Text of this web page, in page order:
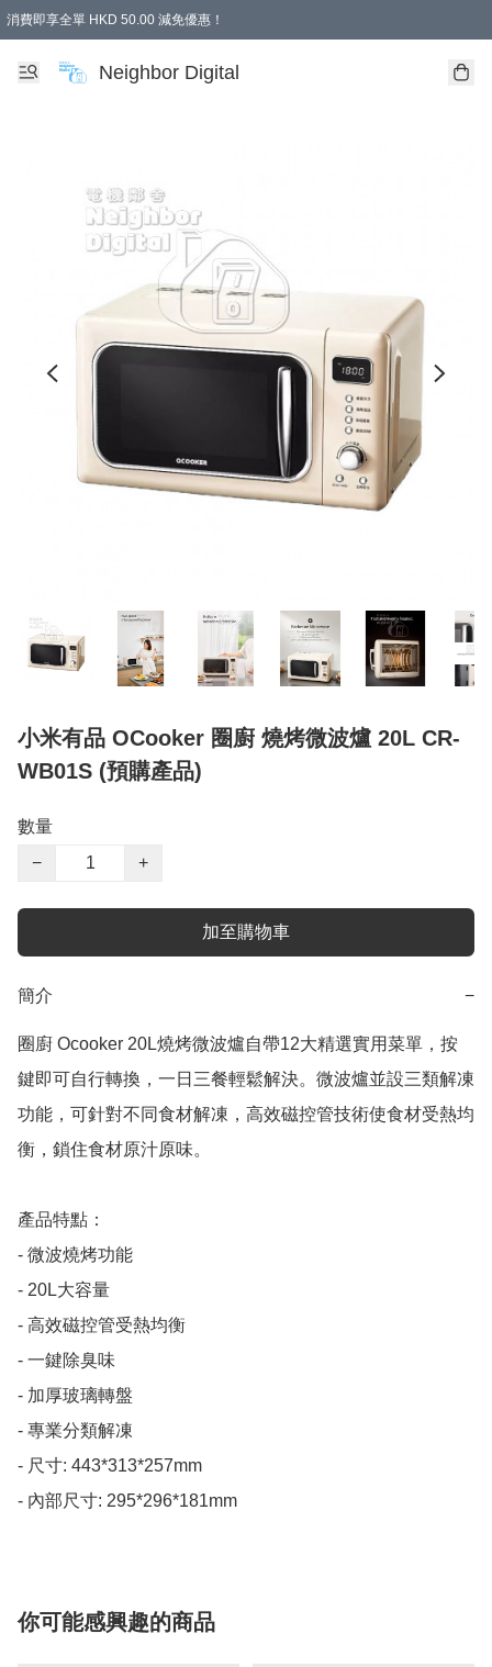
消費即享全單 HKD 50.00 減免優惠！
Neighbor Digital
小米有品 OCooker 圈廚 燒烤微波爐 20L CR-
WB01S (預購產品)
數量
−
+
加至購物車
簡介 −
圈廚 Ocooker 20L燒烤微波爐自帶12大精選實用菜單，按
鍵即可自行轉換，一日三餐輕鬆解決。微波爐並設三類解凍
功能，可針對不同食材解凍，高效磁控管技術使食材受熱均
衡，鎖住食材原汁原味。
產品特點：
- 微波燒烤功能
- 20L大容量
- 高效磁控管受熱均衡
- 一鍵除臭味
- 加厚玻璃轉盤
- 專業分類解凍
- 尺寸: 443*313*257mm
- 內部尺寸: 295*296*181mm
你可能感興趣的商品